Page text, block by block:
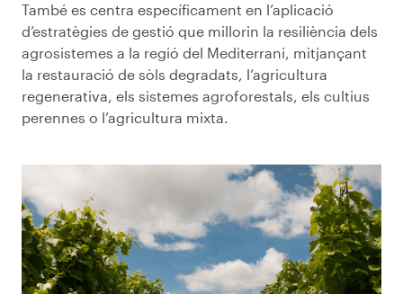
També es centra específicament en l’aplicació
d’estratègies de gestió que millorin la resiliència dels
agrosistemes a la regió del Mediterrani, mitjançant
la restauració de sòls degradats, l’agricultura
regenerativa, els sistemes agroforestals, els cultius
perennes o l’agricultura mixta.